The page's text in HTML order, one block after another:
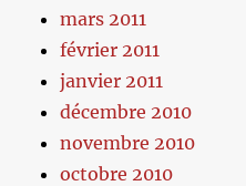
mars 2011
février 2011
janvier 2011
décembre 2010
novembre 2010
octobre 2010